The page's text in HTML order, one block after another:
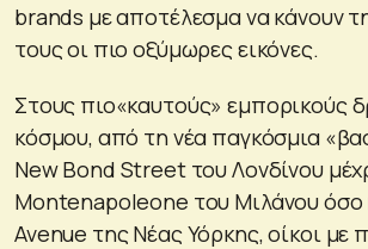
brands με αποτέλεσμα να κάνουν
τους οι πιο οξύμωρες εικόνες.
Στους πιο«καυτούς» εμπορικούς
κόσμου, από τη νέα παγκόσμια
New Bond Street του Λονδίνου
Montenapoleone του Μιλάνου όσο
Avenue της Νέας Υόρκης, οίκοι με